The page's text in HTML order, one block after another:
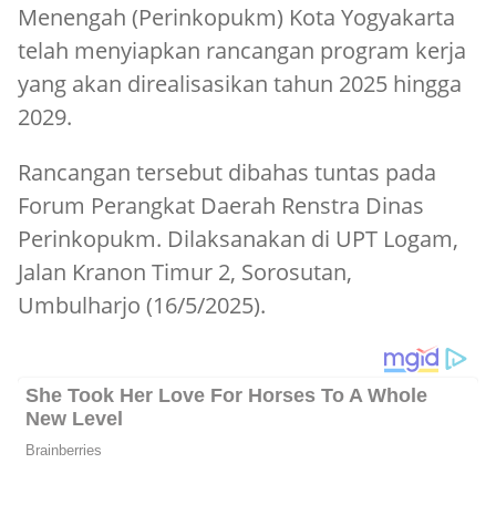
Menengah (Perinkopukm) Kota Yogyakarta
telah menyiapkan rancangan program kerja
yang akan direalisasikan tahun 2025 hingga
2029.
Rancangan tersebut dibahas tuntas pada
Forum Perangkat Daerah Renstra Dinas
Perinkopukm. Dilaksanakan di UPT Logam,
Jalan Kranon Timur 2, Sorosutan,
Umbulharjo (16/5/2025).